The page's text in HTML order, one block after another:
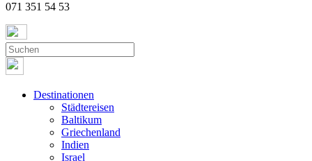
071 351 54 53
Destinationen
Städtereisen
Baltikum
Griechenland
Indien
Israel